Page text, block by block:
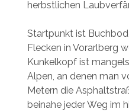
herbstlichen
Startpunkt ist
Flecken in Vorarlberg
Kunkelkopf ist
Alpen, an denen man
Metern die
beinahe jeder Weg im